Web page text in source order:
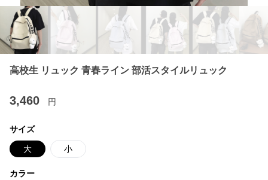
高校生 リュック 青春ライン 部活スタイルリュック
3,460 円
サイズ
大 小
カラー